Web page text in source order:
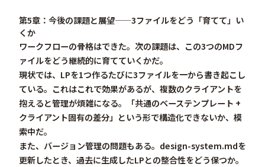
第5章：今後の課題と展望——3ファイルをどう「育てて」い
くか
ワークフローの骨格はできた。次の課題は、この3つのMDフ
ァイルをどう継続的に育てていくかだ。
現状では、LPを1つ作るたびに3ファイルを一から書き起こし
ている。これはこれで効果があるが、複数のクライアントを
抱えると管理が煩雑になる。「共通のベーステンプレート +
クライアント固有の差分」という形で構造化できないか、模
索中だ。
また、 バージョン管理の問題もある。design-system.mdを
更新したとき、過去に生成したLPとの整合性をどう保つか。